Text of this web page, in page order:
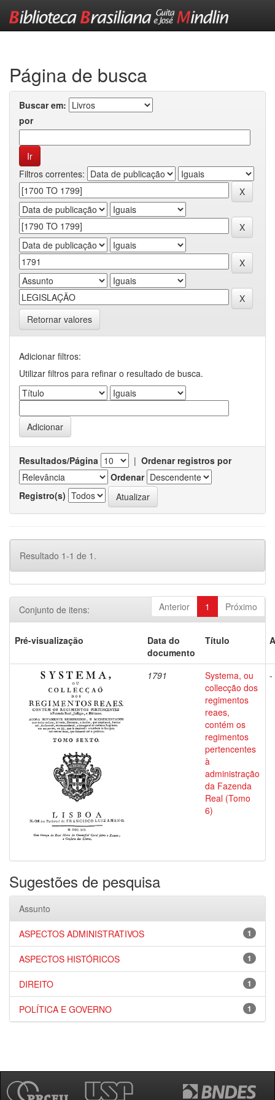
Página de busca
Buscar em:
por
Filtros correntes:
Retornar valores
Adicionar filtros:
Utilizar filtros para refinar o resultado de busca.
Resultados/Página | Ordenar registros por
Ordenar
Registro(s)
Resultado 1-1 de 1.
Anterior 1 Próximo
Conjunto de itens:
Pré-visualização
Data do
documento
Título
1791
Systema, ou
collecção dos
regimentos
reaes,
contém os
regimentos
pertencentes
à
administração
da Fazenda
Real (Tomo
6)
-
Sugestões de pesquisa
Assunto
1
ASPECTOS ADMINISTRATIVOS
1
ASPECTOS HISTÓRICOS
1
DIREITO
1
POLÍTICA E GOVERNO